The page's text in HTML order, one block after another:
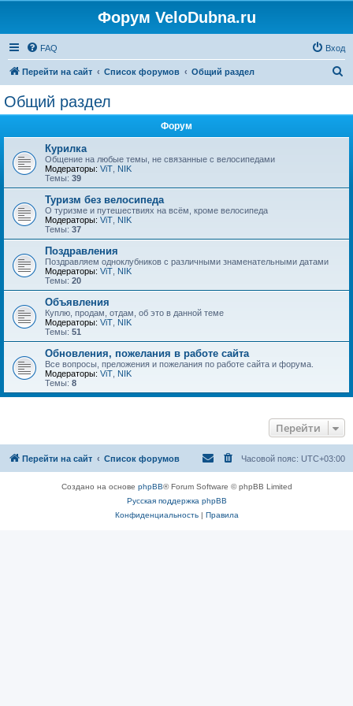
Форум VeloDubna.ru
FAQ Вход
Перейти на сайт Список форумов Общий раздел
Общий раздел
Форум
Курилка
Общение на любые темы, не связанные с велосипедами
Модераторы: ViT NIK
Темы: 39
Туризм без велосипеда
О туризме и путешествиях на всём, кроме велосипеда
Модераторы: ViT NIK
Темы: 37
Поздравления
Поздравляем одноклубников с различными знаменательными датами
Модераторы: ViT NIK
Темы: 20
Объявления
Куплю, продам, отдам, об это в данной теме
Модераторы: ViT NIK
Темы: 51
Обновления, пожелания в работе сайта
Все вопросы, преложения и пожелания по работе сайта и форума.
Модераторы: ViT NIK
Темы: 8
Перейти
Перейти на сайт Список форумов Часовой пояс: UTC+03:00
Создано на основе phpBB® Forum Software © phpBB Limited
Русская поддержка phpBB
Конфиденциальность| Правила